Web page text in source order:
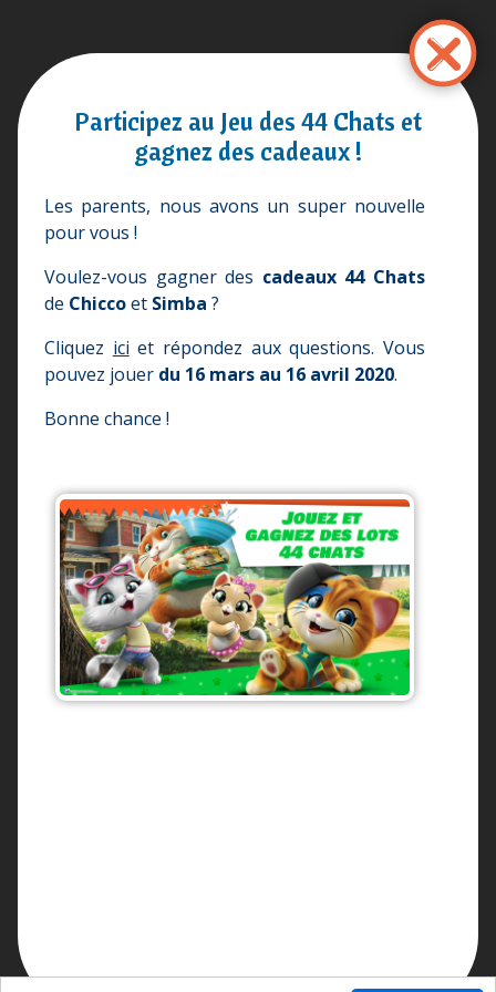
principal
Participez au Jeu des 44 Chats et
gagnez des cadeaux !
Les parents, nous avons un super nouvelle
pour vous !
Voulez-vous gagner des cadeaux 44 Chats
de Chiccoet Simba ?
Cliquez ici et répondez aux questions. Vous
pouvez jouer du 16 mars au 16 avril 2020.
Bonne chance !